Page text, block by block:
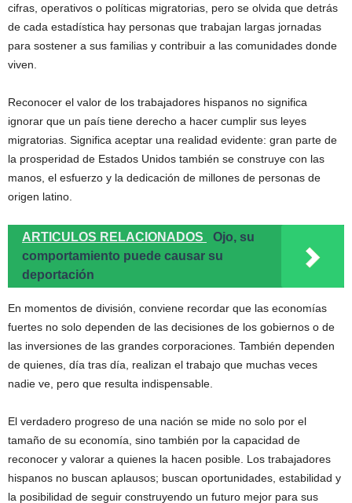
cifras, operativos o políticas migratorias, pero se olvida que detrás
de cada estadística hay personas que trabajan largas jornadas
para sostener a sus familias y contribuir a las comunidades donde
viven.
Reconocer el valor de los trabajadores hispanos no significa
ignorar que un país tiene derecho a hacer cumplir sus leyes
migratorias. Significa aceptar una realidad evidente: gran parte de
la prosperidad de Estados Unidos también se construye con las
manos, el esfuerzo y la dedicación de millones de personas de
origen latino.
ARTICULOS RELACIONADOS
Ojo, su
comportamiento puede causar su
deportación
En momentos de división, conviene recordar que las economías
fuertes no solo dependen de las decisiones de los gobiernos o de
las inversiones de las grandes corporaciones. También dependen
de quienes, día tras día, realizan el trabajo que muchas veces
nadie ve, pero que resulta indispensable.
El verdadero progreso de una nación se mide no solo por el
tamaño de su economía, sino también por la capacidad de
reconocer y valorar a quienes la hacen posible. Los trabajadores
hispanos no buscan aplausos; buscan oportunidades, estabilidad y
la posibilidad de seguir construyendo un futuro mejor para sus